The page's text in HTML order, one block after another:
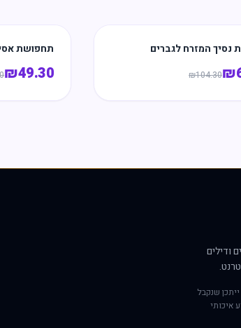
נסיך המזרח לגברים
₪
₪104.30
תחפושת
₪49.30
ודילים
שנקבל
איכותי